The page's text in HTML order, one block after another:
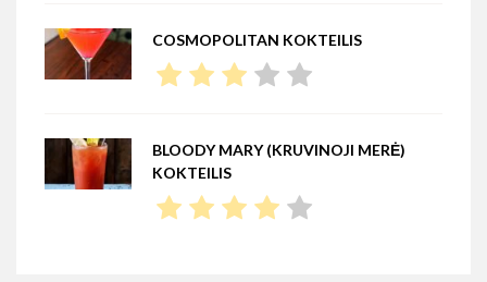
COSMOPOLITAN KOKTEILIS
BLOODY MARY (KRUVINOJI MERĖ)
KOKTEILIS